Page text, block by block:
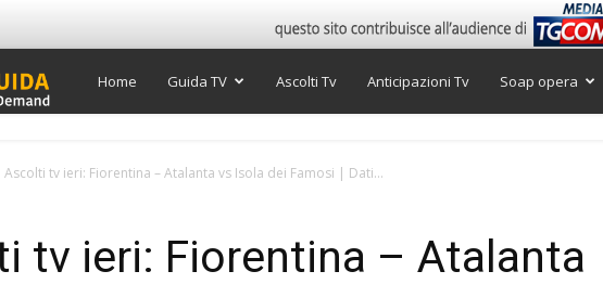
Super
Home Guida TV Ascolti Tv Anticipazioni Tv Soap opera
Ascolti tv ieri: Fiorentina – Atalanta vs Isola dei Famosi | Dati...
tv ieri: Fiorentina – Atalanta